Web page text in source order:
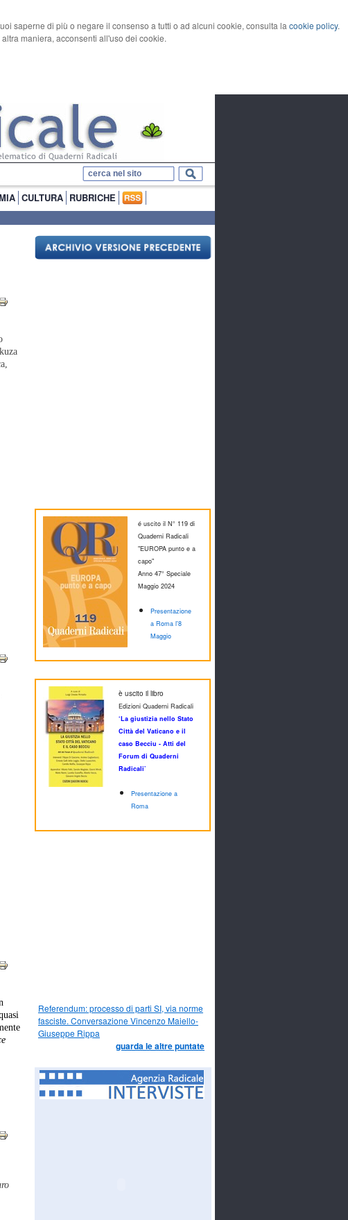
saperne di più o negare il consenso a tutti o ad alcuni cookie, consulta la cookie policy.
maniera, acconsenti all'uso dei cookie.
CULTURA RUBRICHE
é uscito il N° 119 di
Quaderni Radicali
"EUROPA punto e a
capo"
Anno 47° Speciale
Maggio 2024
Presentazione
a Roma l'8
Maggio
è uscito il libro
Edizioni Quaderni Radicali
‘La giustizia nello Stato
Città del Vaticano e il
caso Becciu - Atti del
Forum di Quaderni
Radicali’
Presentazione a
Roma
Referendum: processo di parti SI, via norme
fasciste. Conversazione Vincenzo Maiello-
Giuseppe Rippa
guarda le altre puntate